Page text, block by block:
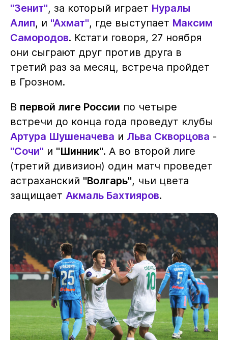
"Зенит", за который играет Нуралы
Алип, и "Ахмат", где выступает Максим
Самородов. Кстати говоря, 27 ноября
они сыграют друг против друга в
третий раз за месяц, встреча пройдет
в Грозном.
В первой лиге России по четыре
встречи до конца года проведут клубы
Артура Шушеначева и Льва Скворцова -
"Сочи" и "Шинник". А во второй лиге
(третий дивизион) один матч проведет
астраханский "Волгарь", чьи цвета
защищает Акмаль Бахтияров.